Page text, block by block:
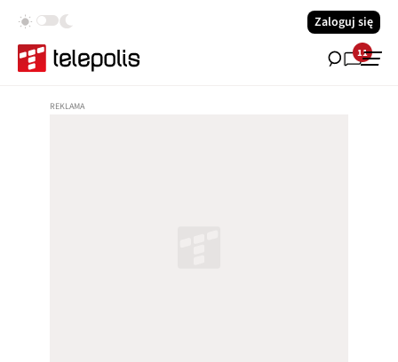
Zaloguj się
11